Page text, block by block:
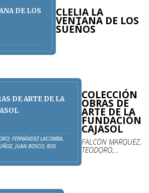
DE LOS
CLELIA LA
VENTANA DE LOS
SUEÑOS
DE ARTE DE LA
FERNÁNDEZ LACOMBA,
JUAN BOSCO; ROS
COLECCIÓN
OBRAS DE
ARTE DE LA
FUNDACIÓN
CAJASOL
FALCÓN MARQUEZ,
TEODORO;